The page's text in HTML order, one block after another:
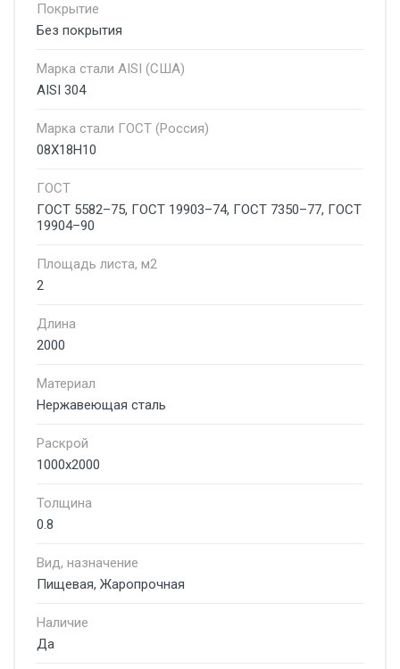
Покрытие
Без покрытия
Марка стали AISI (США)
AISI 304
Марка стали ГОСТ (Россия)
08Х18Н10
ГОСТ
ГОСТ 5582–75, ГОСТ 19903–74, ГОСТ 7350–77, ГОСТ
19904–90
Площадь листа, м2
2
Длина
2000
Материал
Нержавеющая сталь
Раскрой
1000х2000
Толщина
0.8
Вид, назначение
Пищевая, Жаропрочная
Наличие
Да